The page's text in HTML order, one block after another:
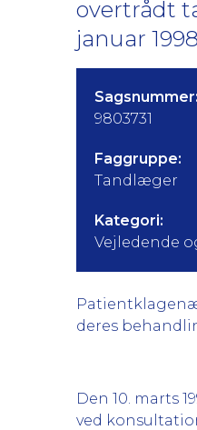
overtrådt
januar
Sagsnummer:
9803731
Faggruppe:
Tandlæger
Kategori:
Vejledende
deres
Den 10. marts
ved